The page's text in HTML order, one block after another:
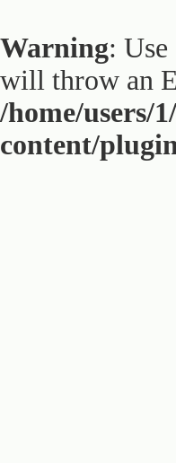
Warning:
will throw an
/home/users/
content/